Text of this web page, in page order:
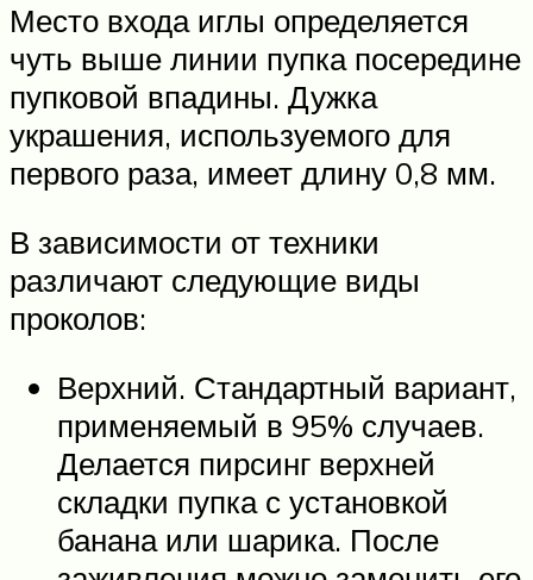
Место входа иглы определяется
чуть выше линии пупка посередине
пупковой впадины. Дужка
украшения, используемого для
первого раза, имеет длину 0,8 мм.
В зависимости от техники
различают следующие виды
проколов:
Верхний. Стандартный вариант,
применяемый в 95% случаев.
Делается пирсинг верхней
складки пупка с установкой
банана или шарика. После